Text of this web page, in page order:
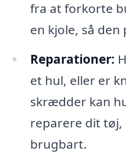
fra at forkorte
en kjole, så den
Reparationer:
et hul, eller er
skrædder kan
reparere dit tøj,
brugbart.